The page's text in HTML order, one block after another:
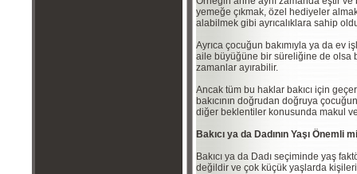
yemeğe çıkmak, özel hediyeler
alabilmek gibi ayrıcalıklara sahip
Ayrıca çocuğun bakımıyla ya da ev
aile büyüğüne bir süreliğine de olsa
zamanlar ayırabilir.
Ancak tüm bu haklar bakıcı için
bakıcının doğrudan doğruya
diğer beklentiler konusunda makul
Bakıcı ya da Dadının Yaşı Önemli
Bakıcı ya da Dadı seçiminde yaş
değildir ve çok küçük yaşlarda